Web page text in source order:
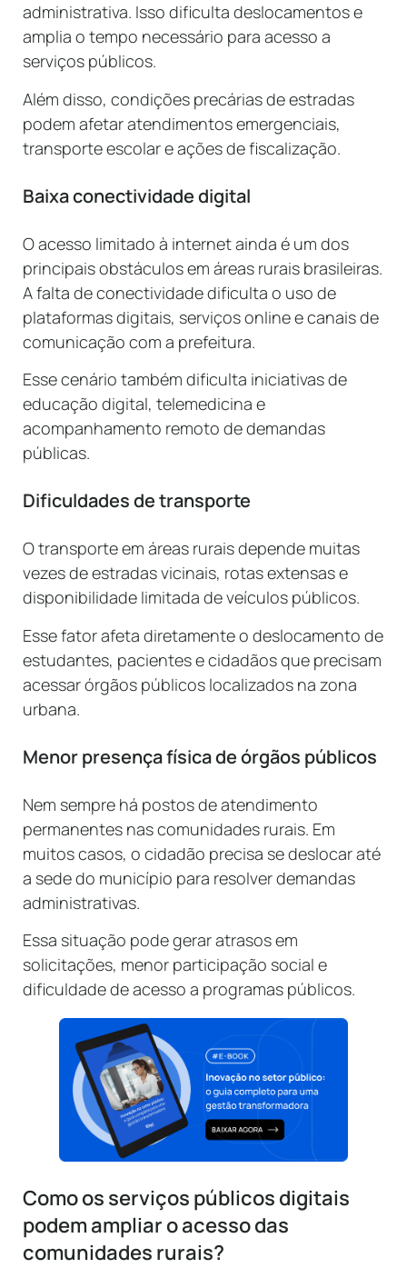
administrativa. Isso dificulta deslocamentos e
amplia o tempo necessário para acesso a
serviços públicos.
Além disso, condições precárias de estradas
podem afetar atendimentos emergenciais,
transporte escolar e ações de fiscalização.
Baixa conectividade digital
O acesso limitado à internet ainda é um dos
principais obstáculos em áreas rurais brasileiras.
A falta de conectividade dificulta o uso de
plataformas digitais, serviços online e canais de
comunicação com a prefeitura.
Esse cenário também dificulta iniciativas de
educação digital, telemedicina e
acompanhamento remoto de demandas
públicas.
Dificuldades de transporte
O transporte em áreas rurais depende muitas
vezes de estradas vicinais, rotas extensas e
disponibilidade limitada de veículos públicos.
Esse fator afeta diretamente o deslocamento de
estudantes, pacientes e cidadãos que precisam
acessar órgãos públicos localizados na zona
urbana.
Menor presença física de órgãos públicos
Nem sempre há postos de atendimento
permanentes nas comunidades rurais. Em
muitos casos, o cidadão precisa se deslocar até
a sede do município para resolver demandas
administrativas.
Essa situação pode gerar atrasos em
solicitações, menor participação social e
dificuldade de acesso a programas públicos.
Como os serviços públicos digitais
podem ampliar o acesso das
comunidades rurais?